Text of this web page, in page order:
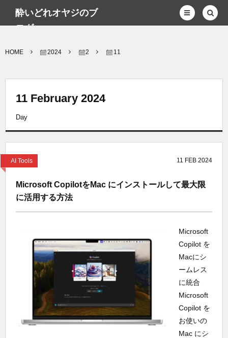
酔いどれオヤジのブ
ログwp
HOME 2024 2 11
11 February 2024
Day
AI Tools 11 FEB 2024
Microsoft CopilotをMac にインストールして最大限
に活用する方法
Microsoft
Copilot を
Macにシ
ームレス
に統合
Microsoft
Copilot を
お使いの
Mac にシ